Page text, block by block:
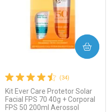
(34)
Kit Ever Care Protetor Solar
Facial FPS 70 40g + Corporal
FPS 50 200ml Aerossol
COMPRAR